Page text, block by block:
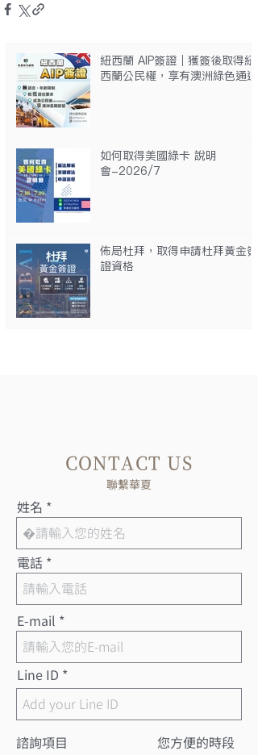
紐西蘭 AIP簽證｜獲簽後取得紐
西蘭公民權，享有澳洲綠色通道
如何取得美國綠卡 說明
會-2026/7
佈局杜拜，取得申請杜拜黃金簽
證資格
CONTACT US
聯繫華夏
姓名
電話
E-mail
Line ID
諮詢項目 您方便的時段